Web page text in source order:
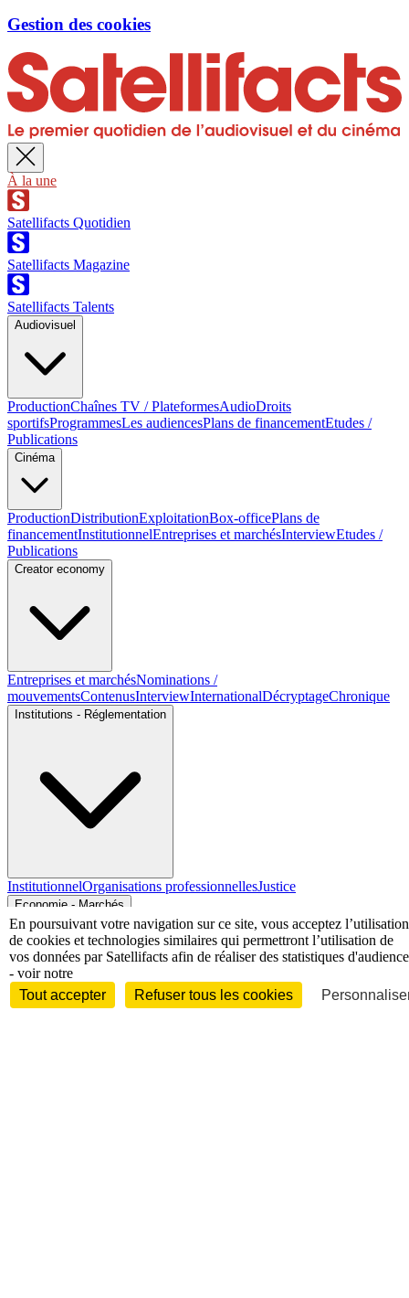
Gestion des cookies
À la une
Satellifacts Quotidien
Satellifacts Magazine
Satellifacts Talents
Audiovisuel
ProductionChaînes TV / PlateformesAudioDroits
sportifsProgrammesLes audiencesPlans de financementEtudes /
Publications
Cinéma
ProductionDistributionExploitationBox-officePlans de
financementInstitutionnelEntreprises et marchésInterviewEtudes /
Publications
Creator economy
Entreprises et marchésNominations /
mouvementsContenusInterviewInternationalDécryptageChronique
Institutions - Réglementation
InstitutionnelOrganisations professionnellesJustice
Economie - Marchés
En poursuivant votre navigation sur ce site, vous acceptez l’utilisation
de cookies et technologies similaires qui permettront l’utilisation de
vos données par Satellifacts afin de réaliser des statistiques d'audience
- voir notre
Tout accepter
Refuser tous les cookies